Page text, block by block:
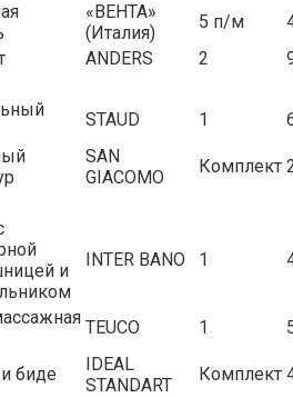
«ВЕНТА»
(Италия)
5 п/м
ANDERS 2
STAUD 1
SAN
GIACOMO
Комплект
и
INTER BANO 1
TEUCO 1
биде
IDEAL
STANDART
Комплект